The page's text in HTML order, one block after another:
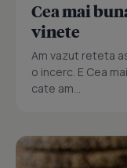
Cea mai
vinete
Am vazut reteta
o incerc. E Cea
cate am...